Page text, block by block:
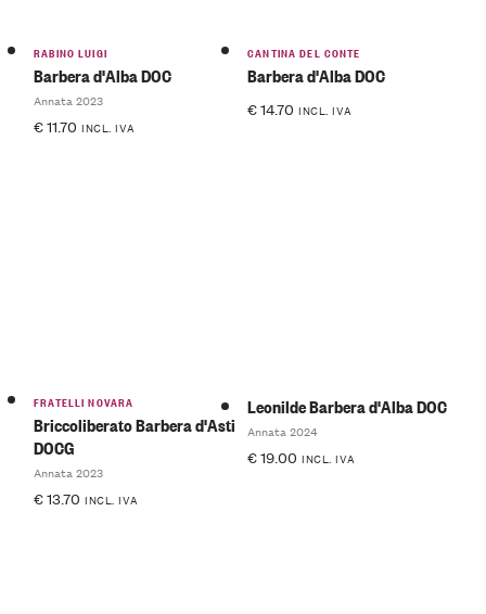
RABINO LUIGI
Barbera d'Alba DOC
Annata 2023
€11.70 INCL. IVA
CANTINA DEL CONTE
Barbera d'Alba DOC
€14.70 INCL. IVA
FRATELLI NOVARA
Briccoliberato Barbera d'Asti
DOCG
Annata 2023
€13.70 INCL. IVA
Leonilde Barbera d'Alba DOC
Annata 2024
€19.00 INCL. IVA